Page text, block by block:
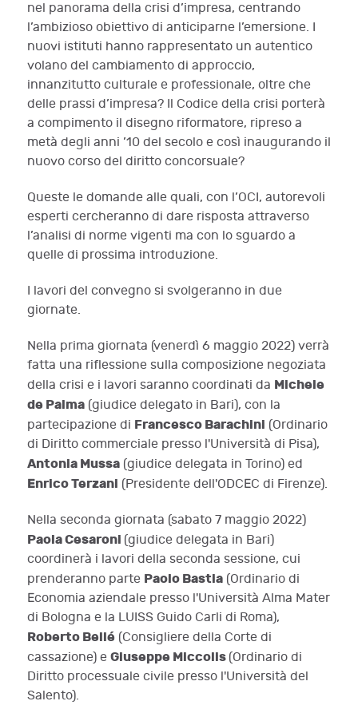
nel panorama della crisi d’impresa, centrando
l’ambizioso obiettivo di anticiparne l’emersione. I
nuovi istituti hanno rappresentato un autentico
volano del cambiamento di approccio,
innanzitutto culturale e professionale, oltre che
delle prassi d’impresa? Il Codice della crisi porterà
a compimento il disegno riformatore, ripreso a
metà degli anni ’10 del secolo e così inaugurando il
nuovo corso del diritto concorsuale?
Queste le domande alle quali, con l’OCI, autorevoli
esperti cercheranno di dare risposta attraverso
l’analisi di norme vigenti ma con lo sguardo a
quelle di prossima introduzione.
I lavori del convegno si svolgeranno in due
giornate.
Nella prima giornata (venerdì 6 maggio 2022) verrà
fatta una riflessione sulla composizione negoziata
della crisi e i lavori saranno coordinati da Michele
de Palma (giudice delegato in Bari), con la
partecipazione di Francesco Barachini (Ordinario
di Diritto commerciale presso l'Università di Pisa),
Antonia Mussa (giudice delegata in Torino) ed
Enrico Terzani (Presidente dell'ODCEC di Firenze).
Nella seconda giornata (sabato 7 maggio 2022)
Paola Cesaroni (giudice delegata in Bari)
coordinerà i lavori della seconda sessione, cui
prenderanno parte Paolo Bastia (Ordinario di
Economia aziendale presso l'Università Alma Mater
di Bologna e la LUISS Guido Carli di Roma),
Roberto Bellé (Consigliere della Corte di
cassazione) e Giuseppe Miccolis (Ordinario di
Diritto processuale civile presso l'Università del
Salento).